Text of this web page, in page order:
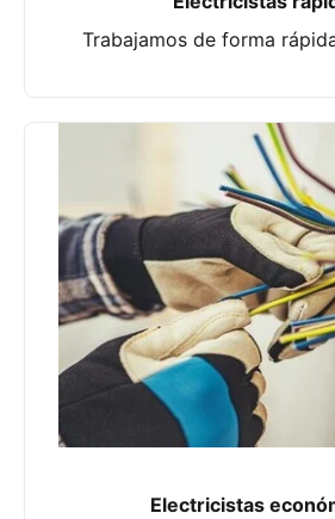
Trabajamos de forma
Electricistas